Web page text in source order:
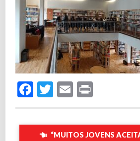
Facebook
Twitter
Email
“MUITOS JOVENS